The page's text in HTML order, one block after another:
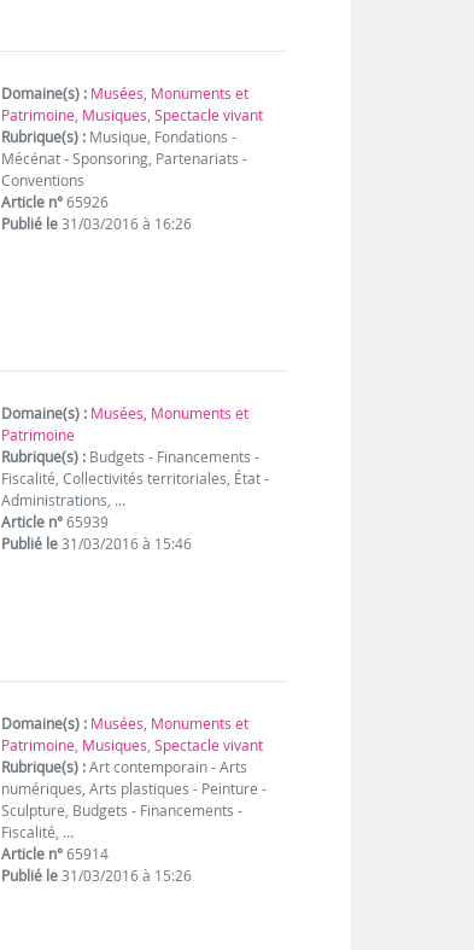
Domaine(s) : Musées, Monuments et
Patrimoine, Musiques,Spectacle vivant
Rubrique(s) : Musique, Fondations -
Mécénat - Sponsoring, Partenariats -
Conventions
Article n°65926
Publié le31/03/2016 à 16:26
Domaine(s) : Musées, Monuments et
Patrimoine
Rubrique(s) : Budgets - Financements -
Fiscalité, Collectivités territoriales, État -
Administrations, …
Article n°65939
Publié le31/03/2016 à 15:46
Domaine(s) : Musées, Monuments et
Patrimoine, Musiques,Spectacle vivant
Rubrique(s) :Art contemporain - Arts
numériques, Arts plastiques - Peinture -
Sculpture, Budgets - Financements -
Fiscalité, …
Article n°65914
Publié le31/03/2016 à 15:26